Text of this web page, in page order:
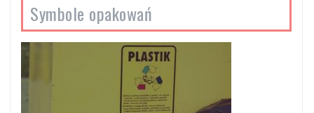
Symbole opakowań